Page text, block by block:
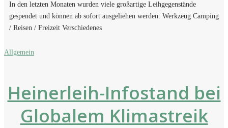
In den letzten Monaten wurden viele großartige Leihgegenstände
gespendet und können ab sofort ausgeliehen werden: Werkzeug Camping
/ Reisen / Freizeit Verschiedenes
Allgemein
Heinerleih-Infostand bei
Globalem Klimastreik